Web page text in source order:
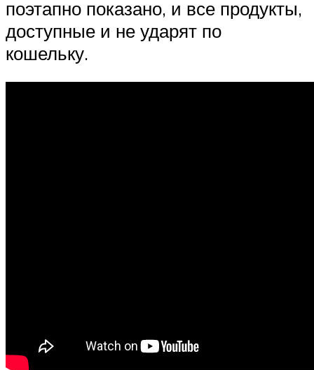
поэтапно показано, и все продукты,
доступные и не ударят по
кошельку.